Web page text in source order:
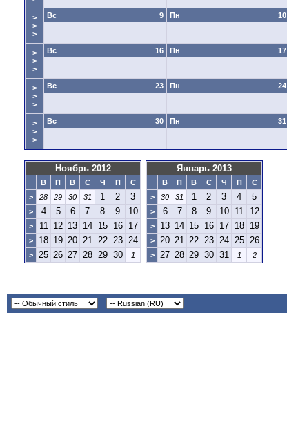
>
>
>
9
Вс 10
Пн
>
>
>
16
Вс 17
Пн
>
>
>
23
Вс 24
Пн
>
>
>
30
Вс 31
Пн
Ноябрь 2012
В П В С Ч П
С
>
28 29 30 31 1 2 3
> 4 5 6 7 8 9 10
> 11 12 13 14 15 16 17
> 18 19 20 21 22 23 24
> 25 26 27 28 29 30 1
Январь 2013
В П В С Ч П
С
>
30 31 1 2 3 4 5
> 6 7 8 9 10 11 12
> 13 14 15 16 17 18 19
> 20 21 22 23 24 25 26
> 27 28 29 30 31 1 2